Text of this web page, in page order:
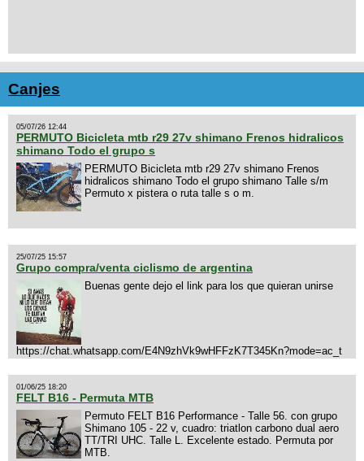
Canjes
05/07/26 12:44
PERMUTO Bicicleta mtb r29 27v shimano Frenos hidralicos
shimano Todo el grupo s
PERMUTO Bicicleta mtb r29 27v shimano Frenos
hidralicos shimano Todo el grupo shimano Talle s/m
Permuto x pistera o ruta talle s o m.
25/07/25 15:57
Grupo compra/venta ciclismo de argentina
Buenas gente dejo el link para los que quieran unirse
https://chat.whatsapp.com/E4N9zhVk9wHFFzK7T345Kn?mode=ac_t
01/06/25 18:20
FELT B16 - Permuta MTB
Permuto FELT B16 Performance - Talle 56. con grupo
Shimano 105 - 22 v, cuadro: triatlon carbono dual aero
TT/TRI UHC. Talle L. Excelente estado. Permuta por
MTB.